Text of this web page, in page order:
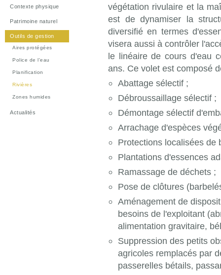
Contexte physique
Patrimoine naturel
Outils de gestion
Aires protégées
Police de l'eau
Planification
Rivières
Zones humides
Actualités
végétation rivulaire et la
est de dynamiser la
diversifié en termes
visera aussi à contrôler
le linéaire de cours d'eau
ans. Ce volet est composé
Abattage sélectif ;
Débroussaillage sélectif ;
Démontage sélectif
Arrachage d'espèces
Protections localisées de
Plantations d'essences
Ramassage de déchets ;
Pose de clôtures
Aménagement de
besoins de l'exploitant
alimentation gravitaire,
Suppression des petits
agricoles remplacés par
passerelles bétails,